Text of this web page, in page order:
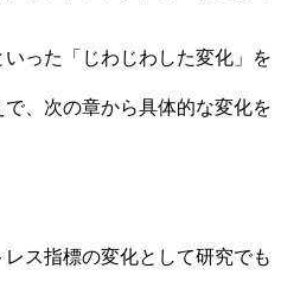
った「じわじわした変化」を
、次の章から具体的な変化を
ス指標の変化として研究でも